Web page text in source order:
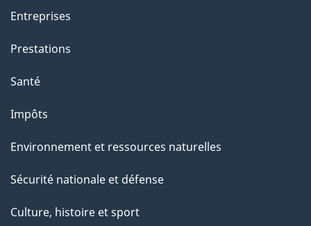
Entreprises
Prestations
Santé
Impôts
Environnement et ressources naturelles
Sécurité nationale et défense
Culture, histoire et sport